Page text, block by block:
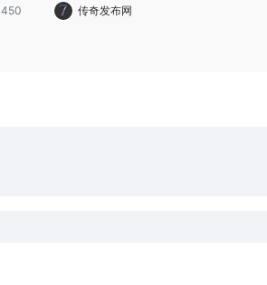
450 传奇发布网